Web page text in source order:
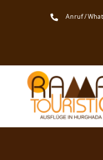
Anruf /